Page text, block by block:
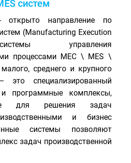
систем
направление по
(Manufacturing Execution
управления
процессами МЕС \ MES \
среднего и крупного
это специализированный
программные комплексы,
для решения задач
и бизнес
системы позволяют
задач производственной